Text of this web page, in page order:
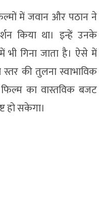
में जवान और पठान ने
किया था। इन्हें उनके
गिना जाता है। ऐसे में
की तुलना स्वाभाविक
का वास्तविक बजट
हो सकेगा।